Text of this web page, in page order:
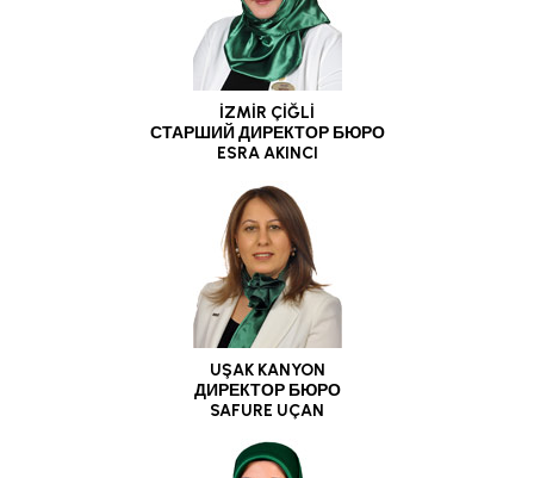
İZMİR ÇİĞLİ
СТАРШИЙ ДИРЕКТОР БЮРО
ESRA AKINCI
UŞAK KANYON
ДИРЕКТОР БЮРО
SAFURE UÇAN